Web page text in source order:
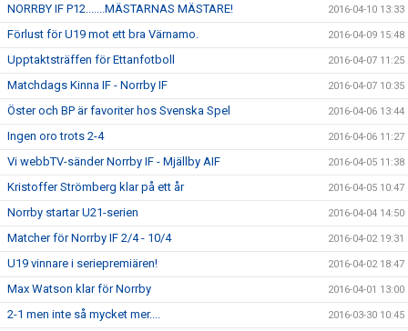
NORRBY IF P12.......MÄSTARNAS MÄSTARE! 2016-04-10 13:33
Förlust för U19 mot ett bra Värnamo. 2016-04-09 15:48
Upptaktsträffen för Ettanfotboll 2016-04-07 11:25
Matchdags Kinna IF - Norrby IF 2016-04-07 10:35
Öster och BP är favoriter hos Svenska Spel 2016-04-06 13:44
Ingen oro trots 2-4 2016-04-06 11:27
Vi webbTV-sänder Norrby IF - Mjällby AIF 2016-04-05 11:38
Kristoffer Strömberg klar på ett år 2016-04-05 10:47
Norrby startar U21-serien 2016-04-04 14:50
Matcher för Norrby IF 2/4 - 10/4 2016-04-02 19:31
U19 vinnare i seriepremiären! 2016-04-02 18:47
Max Watson klar för Norrby 2016-04-01 13:00
2-1 men inte så mycket mer.... 2016-03-30 10:45